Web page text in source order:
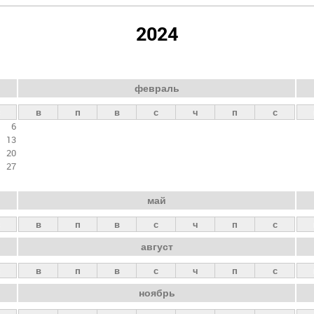
2024
6
13
20
27
февраль
в п в с ч п с
май
в п в с ч п с
август
в п в с ч п с
ноябрь